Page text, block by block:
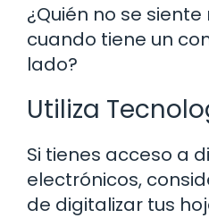
¿Quién no se
cuando tiene un
lado?
Utiliza
Si tienes acceso a
electrónicos,
de digitalizar tus